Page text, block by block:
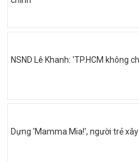
NSND Lê Khanh: 'TP.HCM không
Dựng 'Mamma Mia!', người trẻ